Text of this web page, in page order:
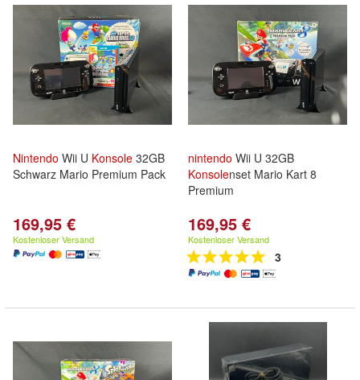
Nintendo Wii U Konsole 32GB
Schwarz Mario Premium Pack
169,95 €
Kostenloser Versand
nintendo Wii U 32GB
Konsolenset Mario Kart 8
Premium
169,95 €
Kostenloser Versand
3